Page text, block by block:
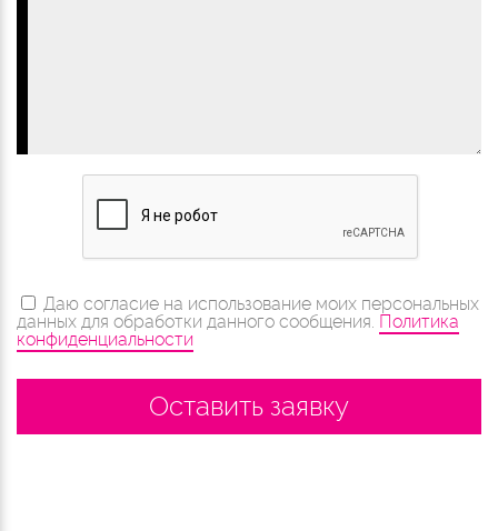
Даю согласие на использование моих персональных
данных для обработки данного сообщения. Политика
конфиденциальности
Оставить заявку